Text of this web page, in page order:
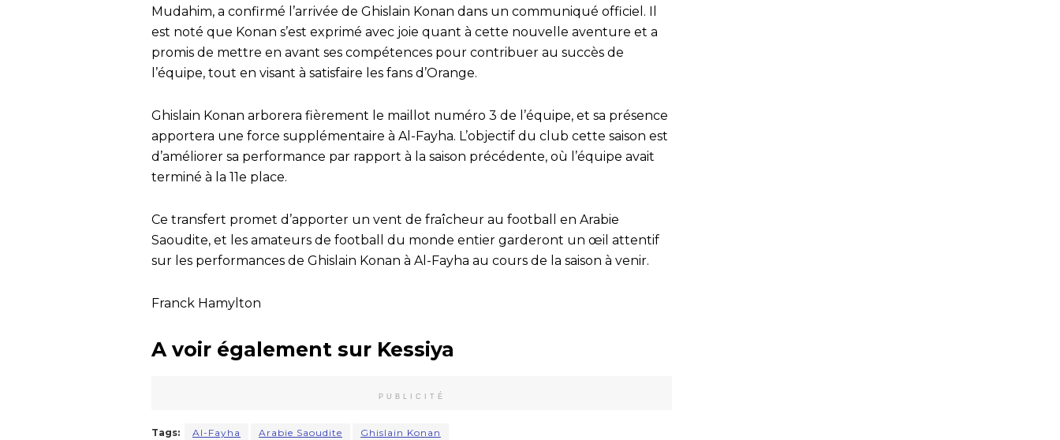
Mudahim, a confirmé l’arrivée de Ghislain Konan dans un communiqué officiel. Il
est noté que Konan s’est exprimé avec joie quant à cette nouvelle aventure et a
promis de mettre en avant ses compétences pour contribuer au succès de
l’équipe, tout en visant à satisfaire les fans d’Orange.
Ghislain Konan arborera fièrement le maillot numéro 3 de l’équipe, et sa présence
apportera une force supplémentaire à Al-Fayha. L’objectif du club cette saison est
d’améliorer sa performance par rapport à la saison précédente, où l’équipe avait
terminé à la 11e place.
Ce transfert promet d’apporter un vent de fraîcheur au football en Arabie
Saoudite, et les amateurs de football du monde entier garderont un œil attentif
sur les performances de Ghislain Konan à Al-Fayha au cours de la saison à venir.
Franck Hamylton
A voir également sur Kessiya
PUBLICITÉ
Tags: Al-Fayha Arabie Saoudite Ghislain Konan